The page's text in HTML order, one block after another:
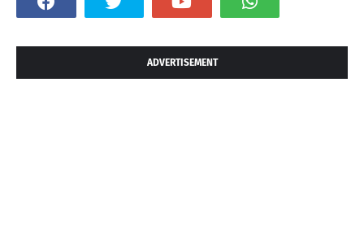
ADVERTISEMENT